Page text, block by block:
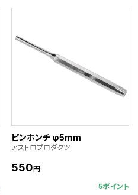
ピンポンチ φ5mm
アストロプロダクツ
550円
5ポイント